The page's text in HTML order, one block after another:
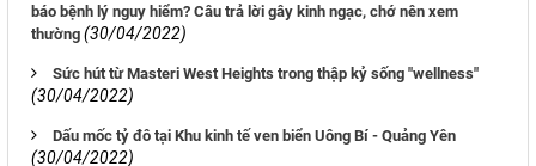
báo bệnh lý nguy hiểm? Câu trả lời gây kinh ngạc, chớ nên xem
thường (30/04/2022)
Sức hút từ Masteri West Heights trong thập kỷ sống "wellness"
(30/04/2022)
Dấu mốc tỷ đô tại Khu kinh tế ven biển Uông Bí - Quảng Yên
(30/04/2022)